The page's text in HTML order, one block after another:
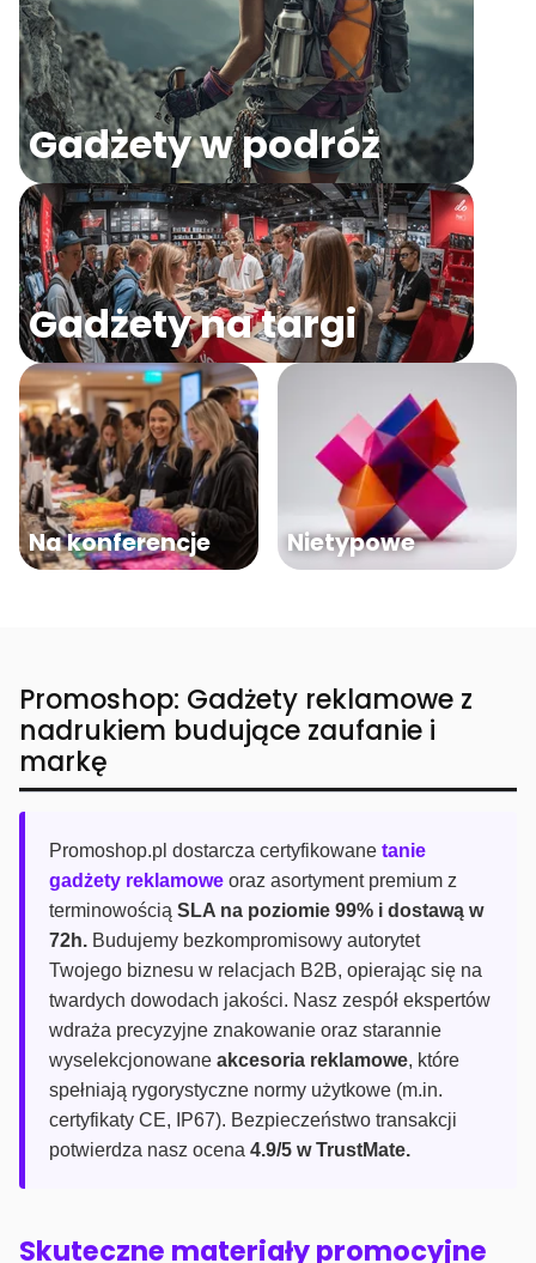
Gadżety w podróż
Gadżety na targi
Na konferencje Nietypowe
Promoshop: Gadżety reklamowe z
nadrukiem budujące zaufanie i
markę
Promoshop.pl dostarcza certyfikowane tanie
gadżety reklamowe oraz asortyment premium z
terminowością SLA na poziomie 99% i dostawą w
72h. Budujemy bezkompromisowy autorytet
Twojego biznesu w relacjach B2B, opierając się na
twardych dowodach jakości. Nasz zespół ekspertów
wdraża precyzyjne znakowanie oraz starannie
wyselekcjonowane akcesoria reklamowe, które
spełniają rygorystyczne normy użytkowe (m.in.
certyfikaty CE, IP67). Bezpieczeństwo transakcji
potwierdza nasz ocena 4.9/5 w TrustMate.
Skuteczne materiały promocyjne